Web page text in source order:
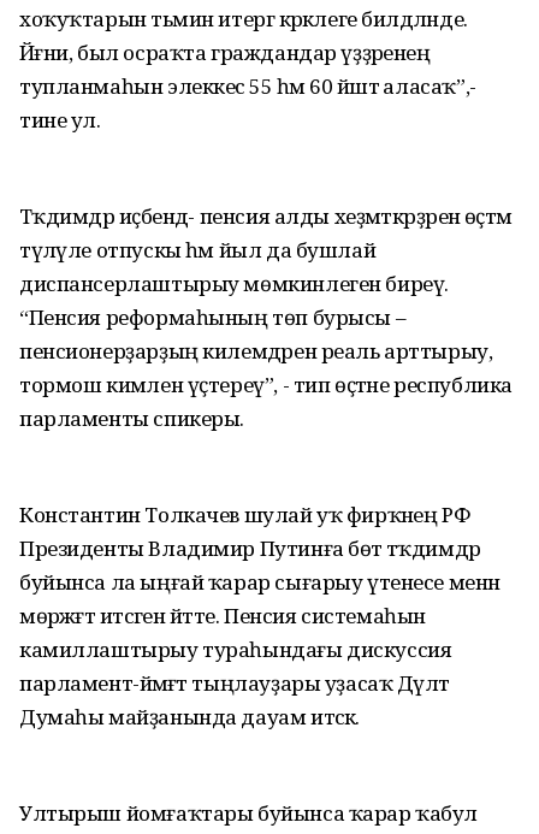
хоҡуҡтарын тәьмин итергә кәрәклеге билдәләнде.
Йәғни, был осраҡта граждандар үҙҙәренең
тупланмаһын элеккесә 55 һәм 60 йәштә аласаҡ”,-
тине ул.
Тәҡдимдәр иҫәбендә- пенсия алды хеҙмәткәрҙәренә өҫтәмә
түләүле отпускы һәм йыл да бушлай
диспансерлаштырыу мөмкинлеген биреү.
“Пенсия реформаһының төп бурысы –
пенсионерҙарҙың килемдәрен реаль арттырыу,
тормош кимәлен үҫтереү”, - тип өҫтәне республика
парламенты спикеры.
Константин Толкачев шулай уҡ фирҡәнең РФ
Президенты Владимир Путинға бөтә тәҡдимдәр
буйынса ла ыңғай ҡарар сығарыу үтенесе менән
мөрәжәғәт итәсәген әйтте. Пенсия системаһын
камиллаштырыу тураһындағы дискуссия
парламент-йәмәғәт тыңлауҙары уҙасаҡ Дәүләт
Думаһы майҙанында дауам итәсәк.
Ултырыш йомғаҡтары буйынса ҡарар ҡабул